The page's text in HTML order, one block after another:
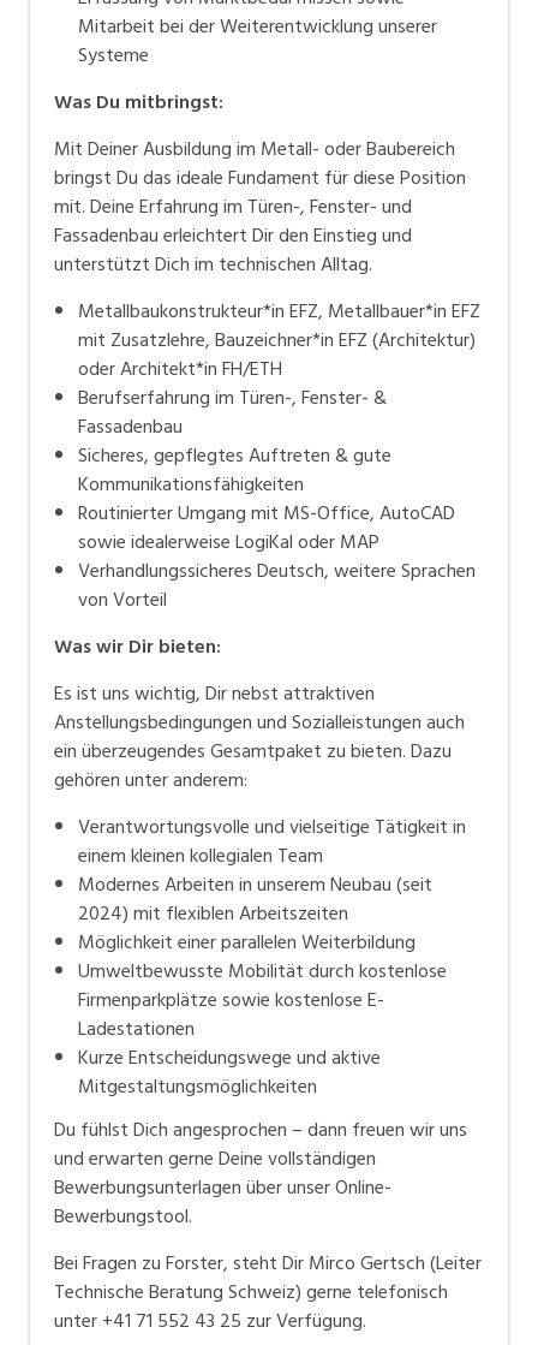
Mitarbeit bei der Weiterentwicklung unserer
Systeme
Was Du mitbringst:
Mit Deiner Ausbildung im Metall- oder Baubereich
bringst Du das ideale Fundament für diese Position
mit. Deine Erfahrung im Türen-, Fenster- und
Fassadenbau erleichtert Dir den Einstieg und
unterstützt Dich im technischen Alltag.
Metallbaukonstrukteur*in EFZ, Metallbauer*in EFZ
mit Zusatzlehre, Bauzeichner*in EFZ (Architektur)
oder Architekt*in FH/ETH
Berufserfahrung im Türen-, Fenster- &
Fassadenbau
Sicheres, gepflegtes Auftreten & gute
Kommunikationsfähigkeiten
Routinierter Umgang mit MS-Office, AutoCAD
sowie idealerweise LogiKal oder MAP
Verhandlungssicheres Deutsch, weitere Sprachen
von Vorteil
Was wir Dir bieten:
Es ist uns wichtig, Dir nebst attraktiven
Anstellungsbedingungen und Sozialleistungen auch
ein überzeugendes Gesamtpaket zu bieten. Dazu
gehören unter anderem:
Verantwortungsvolle und vielseitige Tätigkeit in
einem kleinen kollegialen Team
Modernes Arbeiten in unserem Neubau (seit
2024) mit flexiblen Arbeitszeiten
Möglichkeit einer parallelen Weiterbildung
Umweltbewusste Mobilität durch kostenlose
Firmenparkplätze sowie kostenlose E-
Ladestationen
Kurze Entscheidungswege und aktive
Mitgestaltungsmöglichkeiten
Du fühlst Dich angesprochen – dann freuen wir uns
und erwarten gerne Deine vollständigen
Bewerbungsunterlagen über unser Online-
Bewerbungstool.
Bei Fragen zu Forster, steht Dir Mirco Gertsch (Leiter
Technische Beratung Schweiz) gerne telefonisch
unter +41 71 552 43 25 zur Verfügung.